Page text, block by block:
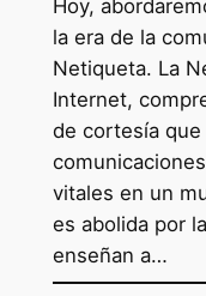
Hoy,
la era de la
Netiqueta. La
Internet,
de cortesía
vitales en un
es abolida por
enseñan a…